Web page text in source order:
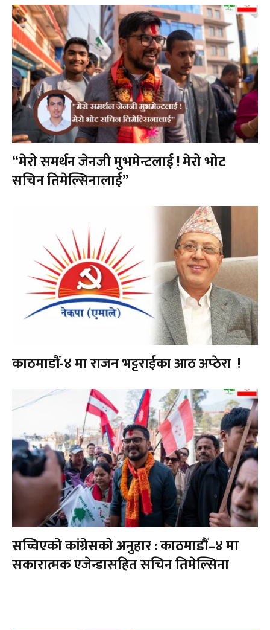
“मेरो समर्थन जेनजी मुभमेन्टलाई ! मेरो भोट
सचिन तिमेल्सिनालाई”
काठमाडौं-४ मा राजन भट्टराईका आठ अप्ठेरा !
सच्चिएको कांग्रेसको अनुहार : काठमाडौं–४ मा
सकारात्मक एजेन्डासहित सचिन तिमेल्सिना